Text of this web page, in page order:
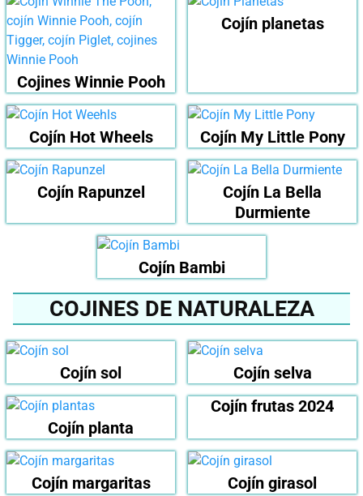
Cojines Winnie Pooh
Cojín planetas
Cojín Hot Wheels Cojín My Little Pony
Cojín Rapunzel
Cojín La Bella
Durmiente
Cojín Bambi
COJINES DE NATURALEZA
Cojín sol Cojín selva
Cojín planta
Cojín frutas 2024
Cojín margaritas Cojín girasol